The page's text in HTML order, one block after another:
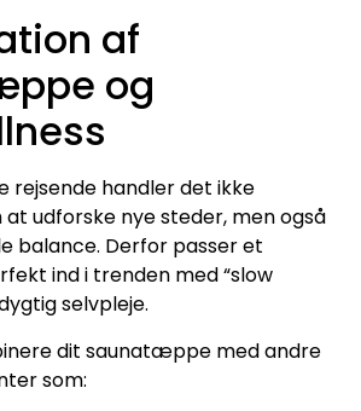
af
og
rejsende handler det ikke
udforske nye steder, men også
balance. Derfor passer et
ind i trenden med “slow
selvpleje.
dit saunatæppe med andre
som: